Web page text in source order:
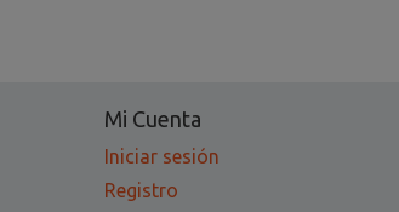
Mi Cuenta
Iniciar sesión
Registro